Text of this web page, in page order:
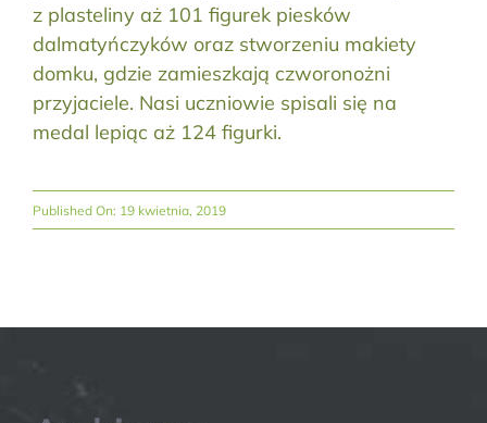
z plasteliny aż 101 figurek piesków
dalmatyńczyków oraz stworzeniu makiety
domku, gdzie zamieszkają czworonożni
przyjaciele. Nasi uczniowie spisali się na
medal lepiąc aż 124 figurki.
Published On: 19 kwietnia, 2019